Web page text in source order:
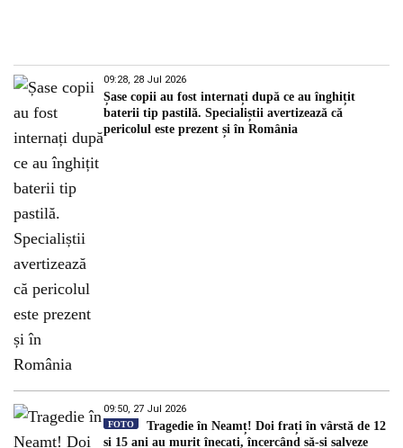
09:28, 28 Jul 2026
Șase copii au fost internați după ce au înghițit
baterii tip pastilă. Specialiștii avertizează că
pericolul este prezent și în România
09:50, 27 Jul 2026
FOTO
Tragedie în Neamț! Doi frați în vârstă de 12
și 15 ani au murit înecați, încercând să-și salveze